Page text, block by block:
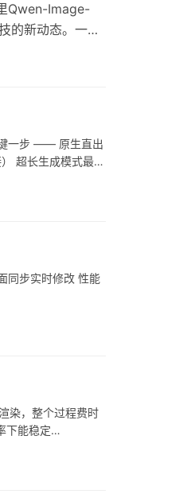
Qwen-Image-
的新动态。一文
键一步 —— 原生直出
超长生成模式最
同步实时修改 性能
染，整个过程费时
下能稳定…